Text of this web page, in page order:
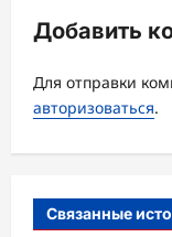
я
з
а
п
и
Добавить
Для отправки
авторизоваться.
Связанные